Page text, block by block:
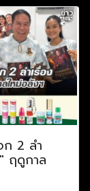
2 ลำ
ฤดูกาล